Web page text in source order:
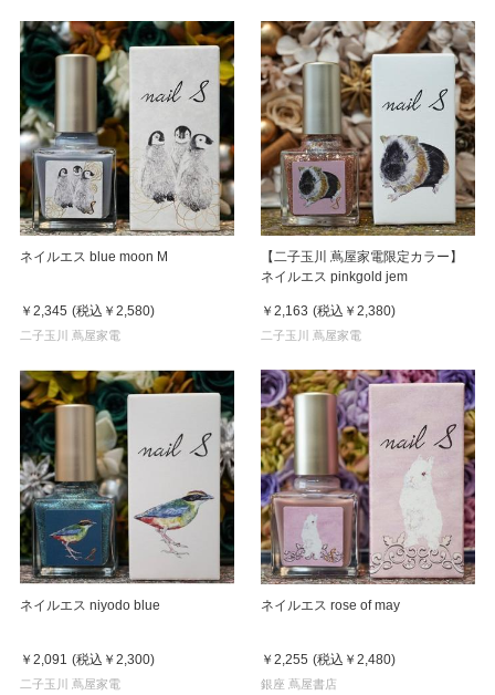
ネイルエス blue moon M
￥2,345 (税込 ￥2,580)
二子玉川 蔦屋家電
【二子玉川 蔦屋家電限定カラー】
ネイルエス pinkgold jem
￥2,163 (税込 ￥2,380)
二子玉川 蔦屋家電
ネイルエス niyodo blue
￥2,091 (税込 ￥2,300)
二子玉川 蔦屋家電
ネイルエス rose of may
￥2,255 (税込 ￥2,480)
銀座 蔦屋書店